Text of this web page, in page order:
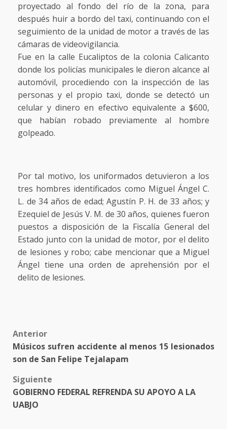
proyectado al fondo del río de la zona, para
después huir a bordo del taxi, continuando con el
seguimiento de la unidad de motor a través de las
cámaras de videovigilancia.
Fue en la calle Eucaliptos de la colonia Calicanto
donde los policías municipales le dieron alcance al
automóvil, procediendo con la inspección de las
personas y el propio taxi, donde se detectó un
celular y dinero en efectivo equivalente a $600,
que habían robado previamente al hombre
golpeado.
Por tal motivo, los uniformados detuvieron a los
tres hombres identificados como Miguel Ángel C.
L. de 34 años de edad; Agustín P. H. de 33 años; y
Ezequiel de Jesús V. M. de 30 años, quienes fueron
puestos a disposición de la Fiscalía General del
Estado junto con la unidad de motor, por el delito
de lesiones y robo; cabe mencionar que a Miguel
Ángel tiene una orden de aprehensión por el
delito de lesiones.
Post
navigation
Anterior
Músicos sufren accidente al menos 15 lesionados
son de San Felipe Tejalapam
Siguiente
GOBIERNO FEDERAL REFRENDA SU APOYO A LA
UABJO